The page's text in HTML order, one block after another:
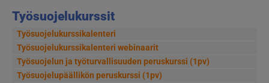
Työsuojelukurssit
Työsuojelukurssikalenteri
Työsuojelukurssikalenteri webinaarit
Työsuojelun ja työturvallisuuden peruskurssi (1pv)
Työsuojelupäällikön peruskurssi (1pv)